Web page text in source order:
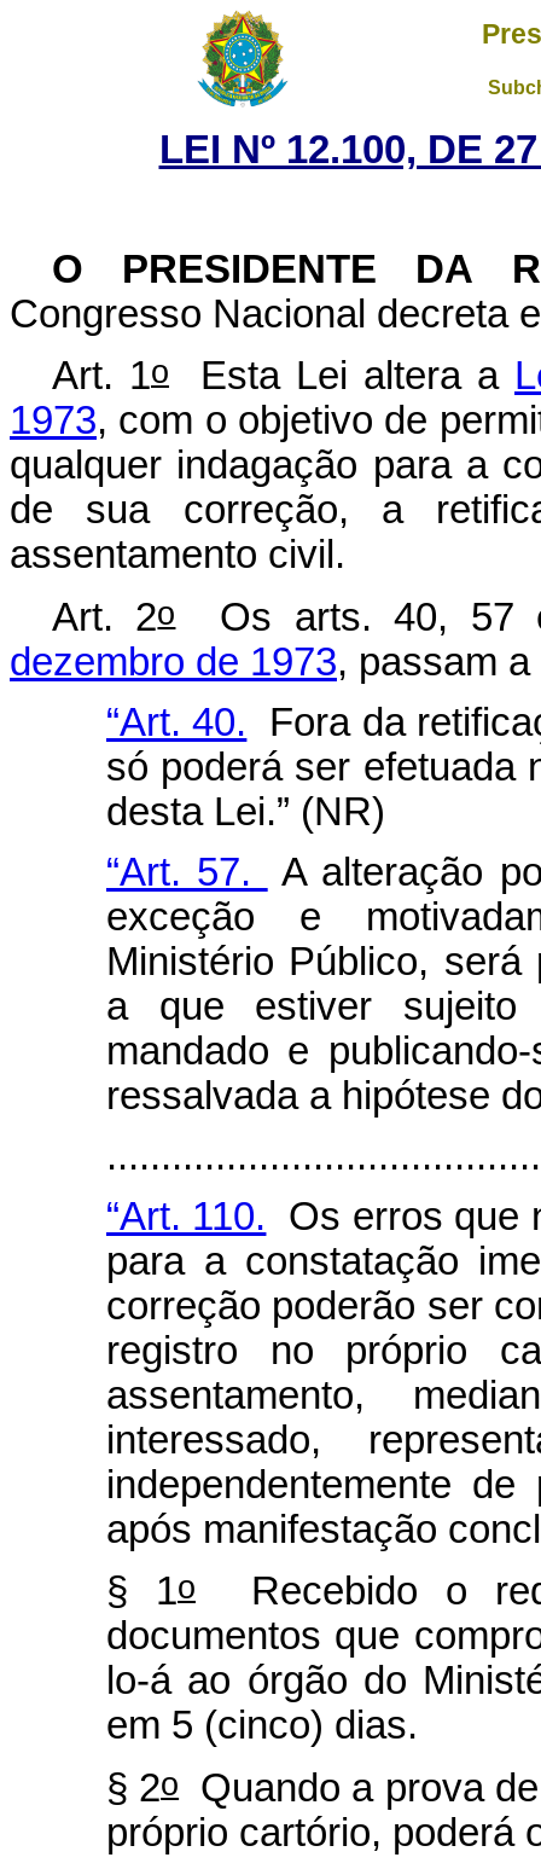
LEI Nº 12.100, DE
O PRESIDENTE DA
Congresso Nacional decreta
Art. 1o Esta Lei altera a
1973, com o objetivo de
qualquer indagação para a
de sua correção, a
assentamento civil.
Art. 2oOs arts. 40, 57
dezembro de 1973, passam
“Art. 40. Fora da
só poderá ser efetuada
desta Lei.” (NR)
“Art. 57.
A alteração
exceção e
Ministério Público,
a que estiver sujeito
mandado e
ressalvada a hipótese
“Art. 110. Os erros que
para a constatação
correção poderão ser
registro no próprio
assentamento,
interessado,
independentemente
após manifestação
§ 1o
Recebido o
documentos que
lo-á ao órgão do
em 5 (cinco) dias.
§ 2oQuando a prova
próprio cartório, poderá